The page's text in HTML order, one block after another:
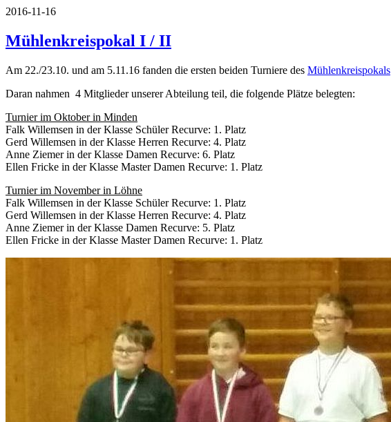
2016-11-16
Mühlenkreispokal I / II
Am 22./23.10. und am 5.11.16 fanden die ersten beiden Turniere des Mühlenkreispokals
Daran nahmen 4 Mitglieder unserer Abteilung teil, die folgende Plätze belegten:
Turnier im Oktober in Minden
Falk Willemsen in der Klasse Schüler Recurve: 1. Platz
Gerd Willemsen in der Klasse Herren Recurve: 4. Platz
Anne Ziemer in der Klasse Damen Recurve: 6. Platz
Ellen Fricke in der Klasse Master Damen Recurve: 1. Platz
Turnier im November in Löhne
Falk Willemsen in der Klasse Schüler Recurve: 1. Platz
Gerd Willemsen in der Klasse Herren Recurve: 4. Platz
Anne Ziemer in der Klasse Damen Recurve: 5. Platz
Ellen Fricke in der Klasse Master Damen Recurve: 1. Platz